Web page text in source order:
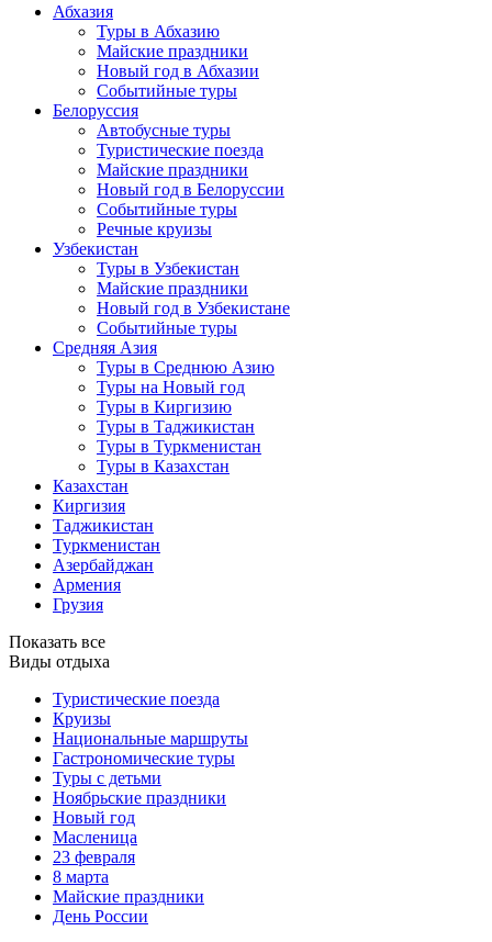
Абхазия
Туры в Абхазию
Майские праздники
Новый год в Абхазии
Событийные туры
Белоруссия
Автобусные туры
Туристические поезда
Майские праздники
Новый год в Белоруссии
Событийные туры
Речные круизы
Узбекистан
Туры в Узбекистан
Майские праздники
Новый год в Узбекистане
Событийные туры
Средняя Азия
Туры в Среднюю Азию
Туры на Новый год
Туры в Киргизию
Туры в Таджикистан
Туры в Туркменистан
Туры в Казахстан
Казахстан
Киргизия
Таджикистан
Туркменистан
Азербайджан
Армения
Грузия
Показать все
Виды отдыха
Туристические поезда
Круизы
Национальные маршруты
Гастрономические туры
Туры с детьми
Ноябрьские праздники
Новый год
Масленица
23 февраля
8 марта
Майские праздники
День России